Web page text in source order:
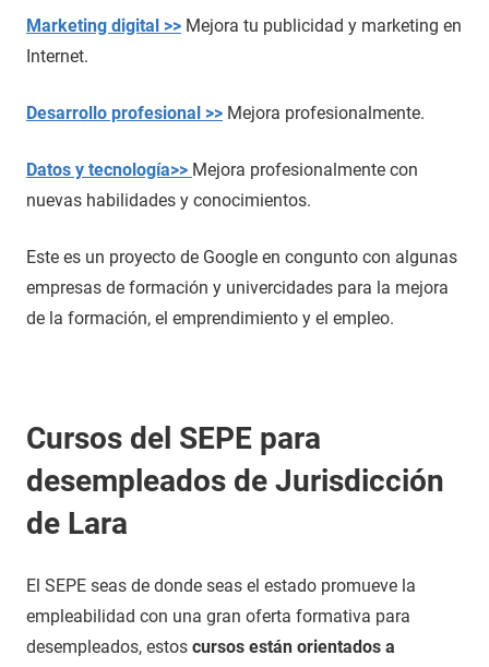
Marketing digital >> Mejora tu publicidad y marketing en
Internet.
Desarrollo profesional >> Mejora profesionalmente.
Datos y tecnología>> Mejora profesionalmente con
nuevas habilidades y conocimientos.
Este es un proyecto de Google en congunto con algunas
empresas de formación y univercidades para la mejora
de la formación, el emprendimiento y el empleo.
Cursos del SEPE para
desempleados de Jurisdicción
de Lara
El SEPE seas de donde seas el estado promueve la
empleabilidad con una gran oferta formativa para
desempleados, estos cursos están orientados a